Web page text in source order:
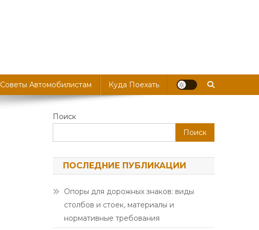
Советы Автомобилистам Куда Поехать
Поиск
Поиск
ПОСЛЕДНИЕ ПУБЛИКАЦИИ
Опоры для дорожных знаков: виды
столбов и стоек, материалы и
нормативные требования